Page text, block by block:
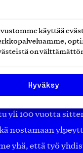
käyttää
on
Hyväksy
on koko
ja yhteisöistä
yli 100 vuotta
nostamaan
yhä, että työ